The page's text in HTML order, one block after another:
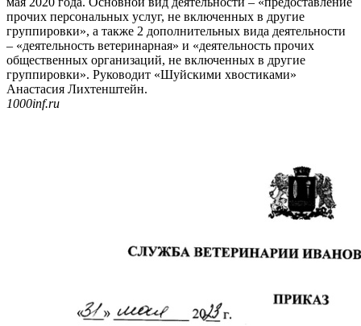
прочих персональных услуг, не включенных в другие
группировки», а также 2 дополнительных вида деятельности
– «деятельность ветеринарная» и «деятельность прочих
общественных организаций, не включенных в другие
группировки». Руководит «Шуйскими хвостиками»
Анастасия Лихтенштейн.
1000inf.ru